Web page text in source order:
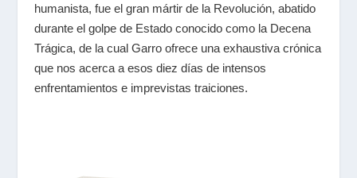
humanista, fue el gran mártir de la Revolución, abatido
durante el golpe de Estado conocido como la Decena
Trágica, de la cual Garro ofrece una exhaustiva crónica
que nos acerca a esos diez días de intensos
enfrentamientos e imprevistas traiciones.